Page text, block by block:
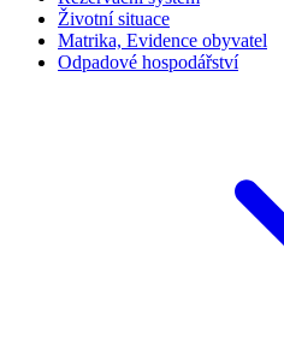
Životní situace
Matrika, Evidence obyvatel
Odpadové hospodářství